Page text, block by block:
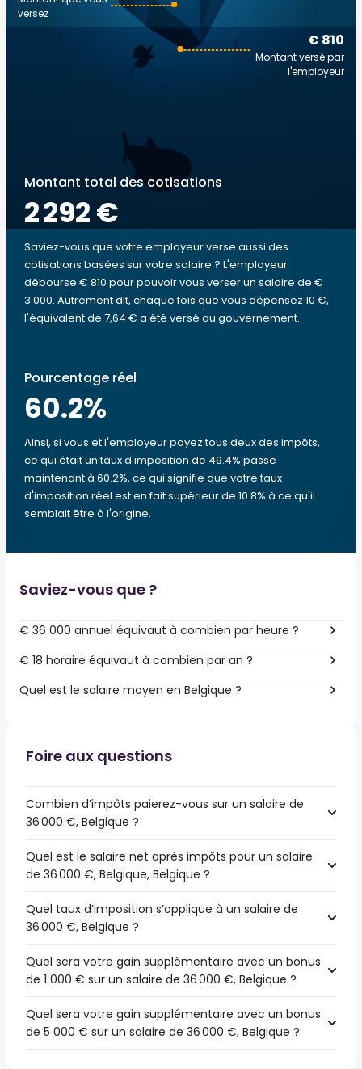
€ 810
Montant versé par
l'employeur
versez
Montant total des cotisations
2 292 €
Saviez-vous que votre employeur verse aussi des
cotisations basées sur votre salaire ? L'employeur
débourse € 810 pour pouvoir vous verser un salaire de €
3 000. Autrement dit, chaque fois que vous dépensez 10 €,
l'équivalent de 7,64 € a été versé au gouvernement.
Pourcentage réel
60.2%
Ainsi, si vous et l'employeur payez tous deux des impôts,
ce qui était un taux d'imposition de 49.4% passe
maintenant à 60.2%, ce qui signifie que votre taux
d'imposition réel est en fait supérieur de 10.8% à ce qu'il
semblait être à l'origine.
Saviez-vous que ?
€ 36 000 annuel équivaut à combien par heure ?
€ 18 horaire équivaut à combien par an ?
Quel est le salaire moyen en Belgique ?
Foire aux questions
Combien d’impôts paierez-vous sur un salaire de
36 000 €, Belgique ?
Quel est le salaire net après impôts pour un salaire
de 36 000 €, Belgique, Belgique ?
Quel taux d’imposition s’applique à un salaire de
36 000 €, Belgique ?
Quel sera votre gain supplémentaire avec un bonus
de 1 000 € sur un salaire de 36 000 €, Belgique ?
Quel sera votre gain supplémentaire avec un bonus
de 5 000 € sur un salaire de 36 000 €, Belgique ?